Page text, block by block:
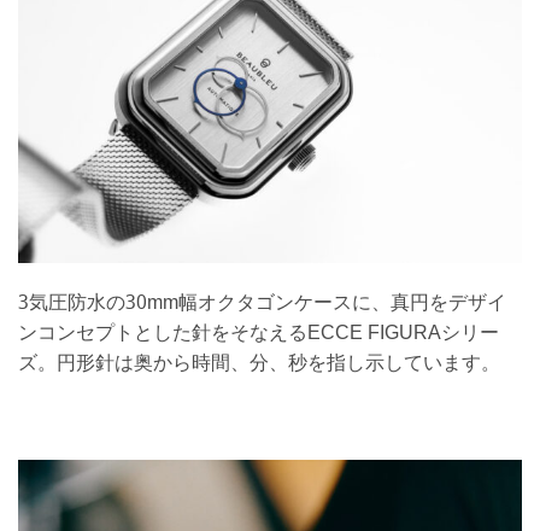
3気圧防水の30mm幅オクタゴンケースに、真円をデザイ
ンコンセプトとした針をそなえるECCE FIGURAシリー
ズ。円形針は奥から時間、分、秒を指し示しています。